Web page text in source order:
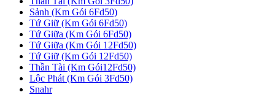
Sảnh (Km Gói 6Fd50)
Tứ Giữ (Km Gói 6Fd50)
Tứ Giữa (Km Gói 6Fd50)
Tứ Giữa (Km Gói 12Fd50)
Tứ Giữ (Km Gói 12Fd50)
Thần Tài (Km Gói12Fd50)
Lộc Phát (Km Gói 3Fd50)
Snahr